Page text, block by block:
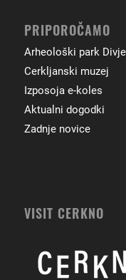
PRIPOROČAMO
Arheološki park
Cerkljanski muzej
Izposoja e-koles
Aktualni dogodki
Zadnje novice
VISIT CERKNO